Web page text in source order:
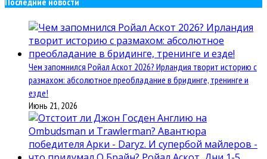
Чем запомнился Ройал Аскот 2026? Ирландия творит историю с
размахом: абсолютное преобладание в бридинге, тренинге и
езде!
Июнь 21, 2026